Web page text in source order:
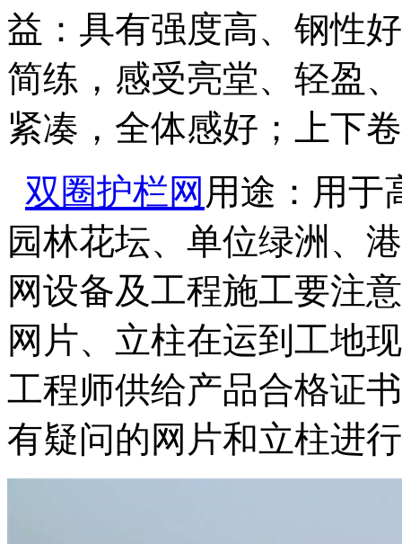
益：具有强度高、钢性
简练，感受亮堂、轻盈
紧凑，全体感好；上下
双圈护栏网 用途：用于
园林花坛、单位绿洲、
网设备及工程施工要注
网片、立柱在运到工地
工程师供给产品合格证
有疑问的网片和立柱进